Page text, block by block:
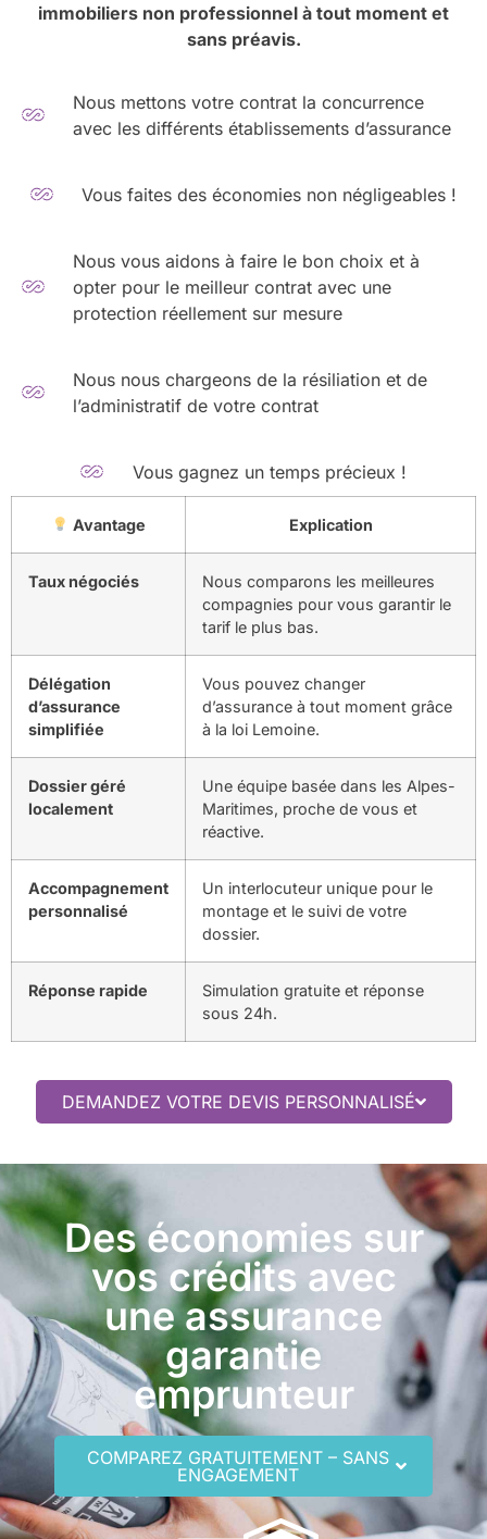
immobiliers non professionnel à tout moment et
sans préavis.
Nous mettons votre contrat la concurrence
avec les différents établissements d’assurance
Vous faites des économies non négligeables !
Nous vous aidons à faire le bon choix et à
opter pour le meilleur contrat avec une
protection réellement sur mesure
Nous nous chargeons de la résiliation et de
l’administratif de votre contrat
Vous gagnez un temps précieux !
Avantage Explication
Taux négociés
Nous comparons les meilleures
compagnies pour vous garantir le
tarif le plus bas.
Délégation
d’assurance
simplifiée
Vous pouvez changer
d’assurance à tout moment grâce
à la loi Lemoine.
Dossier géré
localement
Une équipe basée dans les Alpes-
Maritimes, proche de vous et
réactive.
Accompagnement
personnalisé
Un interlocuteur unique pour le
montage et le suivi de votre
dossier.
Réponse rapide
Simulation gratuite et réponse
sous 24h.
DEMANDEZ VOTRE DEVIS PERSONNALISÉ
Des économies sur
vos crédits avec
une assurance
garantie
emprunteur
COMPAREZ GRATUITEMENT – SANS
ENGAGEMENT